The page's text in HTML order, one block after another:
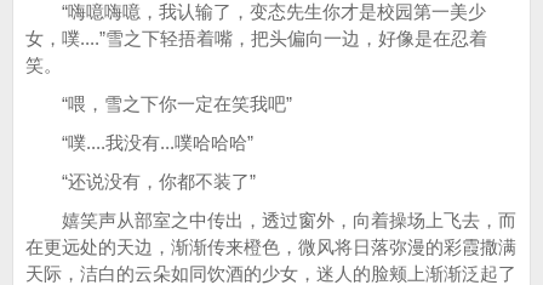
“嗨噫嗨噫，我认输了，变态先生你才是校园第一美少
女，噗....”雪之下轻捂着嘴，把头偏向一边，好像是在忍着
笑。
“喂，雪之下你一定在笑我吧”
“噗....我没有...噗哈哈哈”
“还说没有，你都不装了”
嬉笑声从部室之中传出，透过窗外，向着操场上飞去，而
在更远处的天边，渐渐传来橙色，微风将日落弥漫的彩霞撒满
天际，洁白的云朵如同饮酒的少女，迷人的脸颊上渐渐泛起了